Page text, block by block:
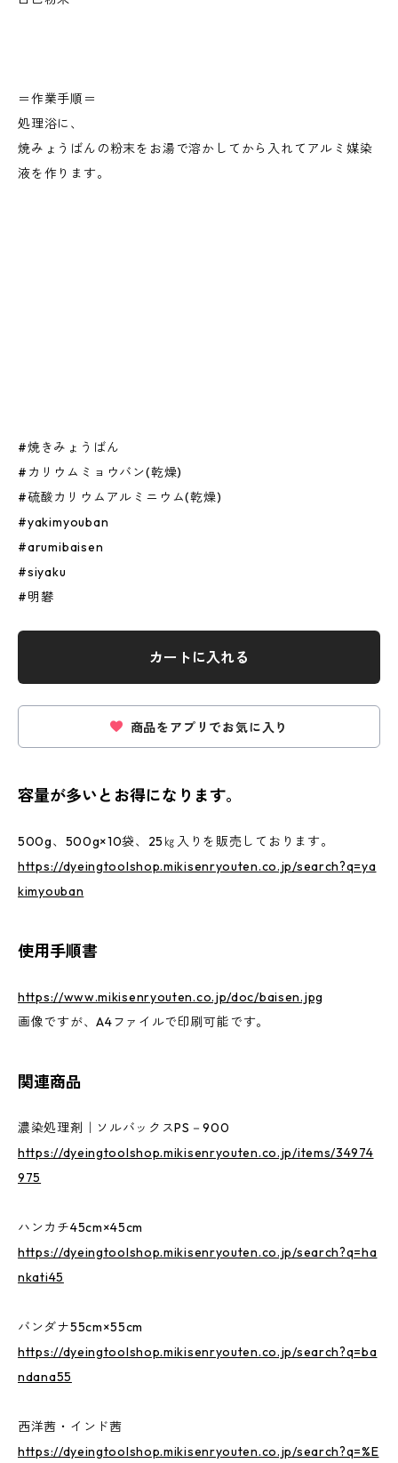
＝作業手順＝
処理浴に、
焼みょうばんの粉末をお湯で溶かしてから入れてアルミ媒染
液を作ります。
#焼きみょうばん
#カリウムミョウバン(乾燥)
#硫酸カリウムアルミニウム(乾燥)
#yakimyouban
#arumibaisen
#siyaku
#明礬
カートに入れる
商品をアプリでお気に入り
容量が多いとお得になります。
500g、500g×10袋、25㎏入りを販売しております。
https://dyeingtoolshop.mikisenryouten.co.jp/search?q=ya
kimyouban
使用手順書
https://www.mikisenryouten.co.jp/doc/baisen.jpg
画像ですが、A4ファイルで印刷可能です。
関連商品
濃染処理剤｜ソルバックスPS－900
https://dyeingtoolshop.mikisenryouten.co.jp/items/34974
975
ハンカチ45cm×45cm
https://dyeingtoolshop.mikisenryouten.co.jp/search?q=ha
nkati45
バンダナ55cm×55cm
https://dyeingtoolshop.mikisenryouten.co.jp/search?q=ba
ndana55
西洋茜・インド茜
https://dyeingtoolshop.mikisenryouten.co.jp/search?q=%E